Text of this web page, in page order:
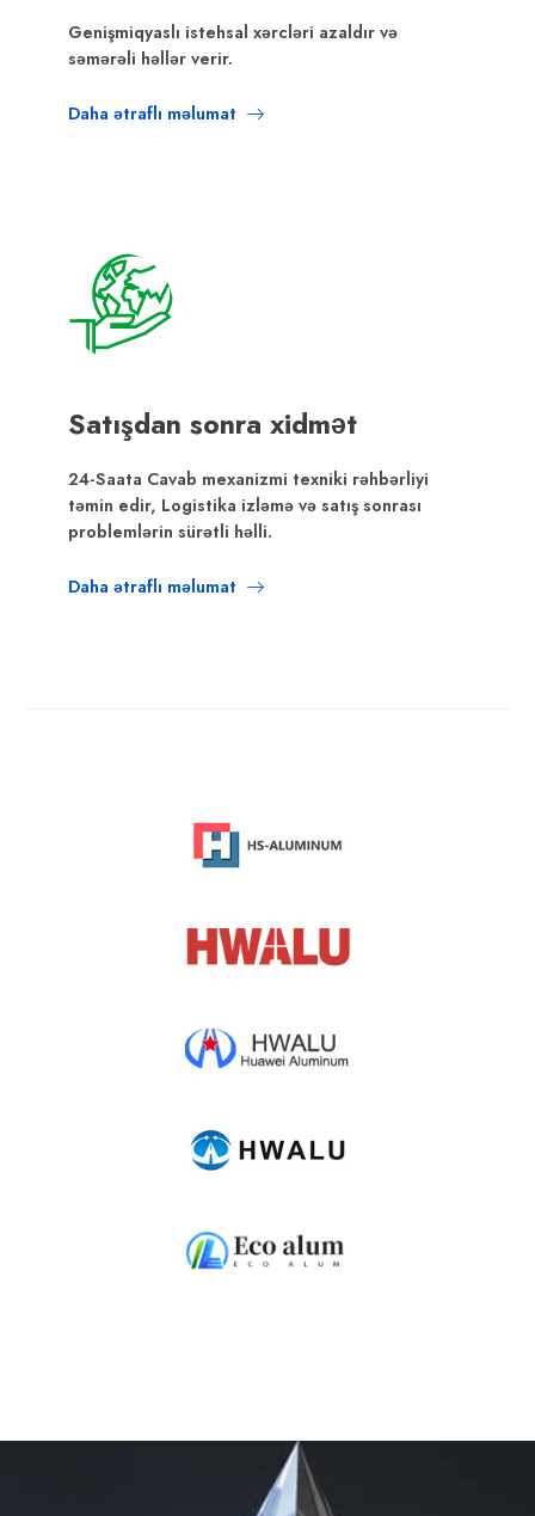
Genişmiqyaslı istehsal xərcləri azaldır və
səmərəli həllər verir.
Daha ətraflı məlumat
Satışdan sonra xidmət
24-Saata Cavab mexanizmi texniki rəhbərliyi
təmin edir, Logistika izləmə və satış sonrası
problemlərin sürətli həlli.
Daha ətraflı məlumat